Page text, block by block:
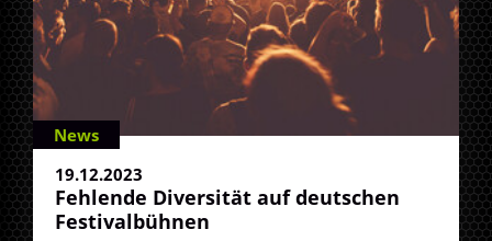
News
19.12.2023
Fehlende Diversität auf deutschen
Festivalbühnen